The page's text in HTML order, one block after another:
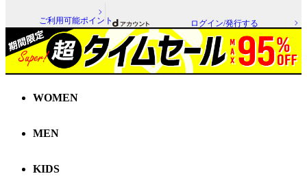
ご利用可能ポイント ログイン/発行する
WOMEN
MEN
KIDS